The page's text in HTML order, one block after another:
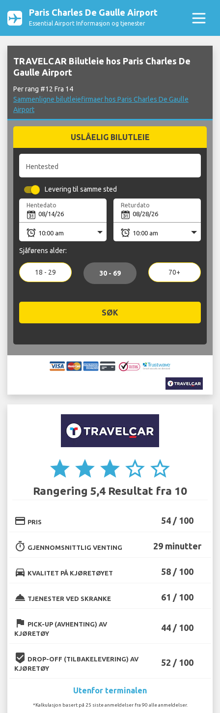
Paris Charles De Gaulle Airport
Essential Airport Informasjon og tjenester
TRAVELCAR Bilutleie hos Paris Charles De
Gaulle Airport
Per rang #12 Fra 14
Sammenligne bilutleiefirmaer hos Paris Charles De Gaulle
Airport
USLÅELIG BILUTLEIE
Hentested
Levering til samme sted
Hentedato Returdato
Sjåførens alder:
18 - 29 30 - 69 70+
SØK
star star star star_border star_border
Rangering 5,4 Resultat fra 10
credit_card PRIS 54 / 100
timer GJENNOMSNITTLIG VENTING 29 minutter
directions_car KVALITET PÅ KJØRETØYET 58 / 100
room_service TJENESTER VED SKRANKE 61 / 100
flag PICK-UP (AVHENTING) AV
KJØRETØY
44 / 100
beenhere DROP-OFF (TILBAKELEVERING) AV
KJØRETØY
52 / 100
Utenfor terminalen
*Kalkulasjon basert på 25 siste anmeldelser fra 90 alle anmeldelser.